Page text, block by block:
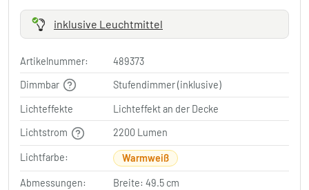
inklusive Leuchtmittel
Artikelnummer:
489373
Dimmbar
Stufendimmer (inklusive)
Lichteffekte
Lichteffekt an der Decke
Lichtstrom
2200 Lumen
Lichtfarbe: Warmweiß
Abmessungen:
Breite: 49.5 cm